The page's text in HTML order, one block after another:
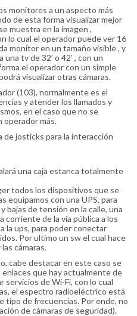
monitores a un aspecto más
de esta forma visualizar mejor
muestra en la imagen ,
lo cual el operador puede ver 16
monitor en un tamaño visible , y
tv de 32’ o 42’ , con un
el operador con un simple
visualizar otras cámaras.
(103), normalmente es el
y atender los llamados y
en el caso que no se
operador más.
de josticks para la interacción
una caja estanca totalmente
todos los dispositivos que se
equipamos con una UPS, para
bajas de tensión en la calle, una
corriente de la vía pública a los
la ups, para poder conectar
Por ultimo un sw el cual hace
cámaras.
cabe destacar en este caso se
que hay actualmente de
servicios de Wi-Fi, con lo cual
el espectro radioeléctrico está
tipo de frecuencias. Por ende, no
de cámaras de seguridad).